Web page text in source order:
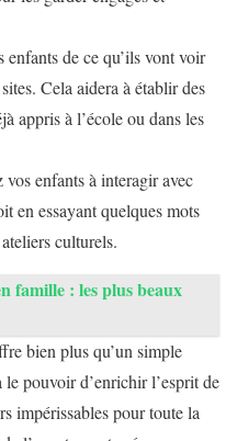
enfants de ce qu’ils vont voir
Cela aidera à établir des
appris à l’école ou dans les
vos enfants à interagir avec
en essayant quelques mots
culturels.
famille : les plus beaux
bien plus qu’un simple
pouvoir d’enrichir l’esprit de
impérissables pour toute la